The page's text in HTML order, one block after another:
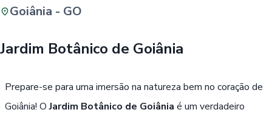
Goiânia - GO
Jardim Botânico de Goiânia
Prepare-se para uma imersão na natureza bem no coração de
Goiânia! OJardim Botânico de Goiânia é um verdadeiro